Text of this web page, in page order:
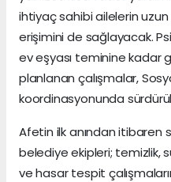
ihtiyaç sahibi ailelerin
erişimini de sağlayacak.
ev eşyası teminine kadar
planlanan çalışmalar,
koordinasyonunda
Afetin ilk anından
belediye ekipleri; temizlik,
ve hasar tespit